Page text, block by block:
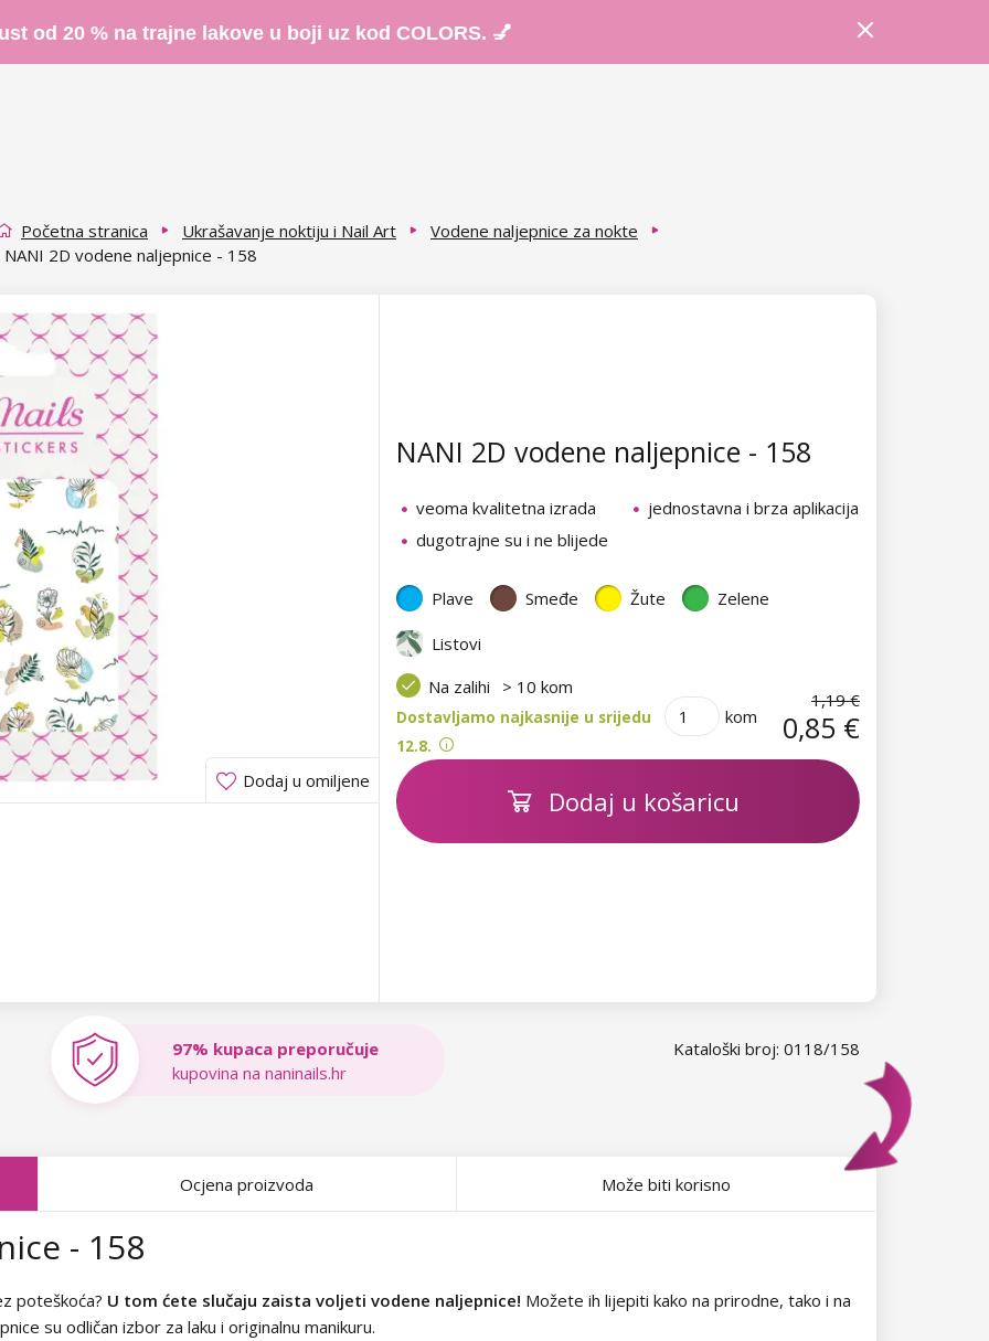
od 20 % na trajne lakove u boji uz kod COLORS. 💅
Početna stranica Ukrašavanje noktiju i Nail Art
Vodene naljepnice za nokte
NANI 2D vodene naljepnice - 158
Dodaj u omiljene
NANI 2D vodene naljepnice - 158
veoma kvalitetna izrada
jednostavna i brza aplikacija
dugotrajne su i ne blijede
Plave Smeđe Žute Zelene
Listovi
Na zalihi
> 10 kom
Dostavljamo najkasnije u srijedu
12.8.
kom
1,19 €
0,85 €
Dodaj u košaricu
Kataloški broj: 0118/158
97% kupaca preporučuje
kupovina na naninails.hr
- 158
poteškoća? U tom ćete slučaju zaista voljeti vodene naljepnice! Možete ih lijepiti kako na prirodne, tako i na
su odličan izbor za laku i originalnu manikuru.
Ocjena proizvoda Može biti korisno